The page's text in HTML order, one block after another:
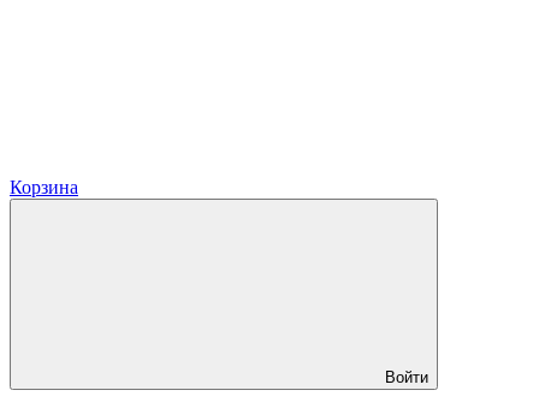
Корзина
Войти